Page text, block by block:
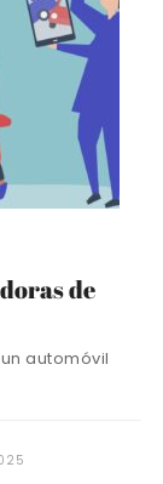
de
automóvil